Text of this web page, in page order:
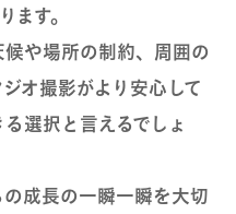
ます。
や場所の制約、周囲の
オ撮影がより安心して
選択と言えるでしょ
成長の一瞬一瞬を大切